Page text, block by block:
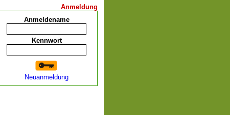
Anmeldung
Anmeldename
Kennwort
Neuanmeldung